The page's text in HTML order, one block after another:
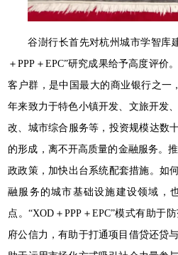
谷澍行长首先对杭州城市学智库
＋PPP＋EPC”研究成果给予高度评价
客户群，是中国最大的商业银行之一
年来致力于特色小镇开发、文旅开发
改、城市综合服务等，投资规模达数
的形成，离不开高质量的金融服务。
政政策，加快出台系统配套措施。如
融服务的城市基础设施建设领域，
点。“XOD＋PPP＋EPC”模式有助于
府公信力，有助于打通项目借贷还贷